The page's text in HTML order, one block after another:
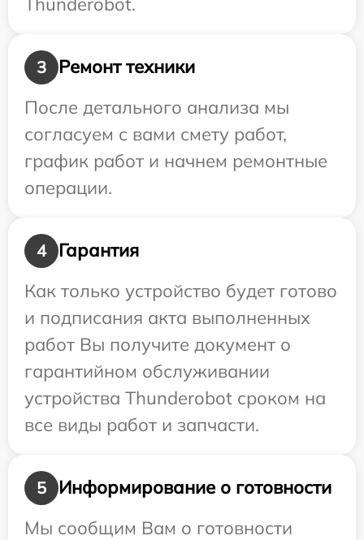
3
Ремонт техники
После детального анализа мы
согласуем с вами смету работ,
график работ и начнем ремонтные
операции.
4
Гарантия
Как только устройство будет готово
и подписания акта выполненных
работ Вы получите документ о
гарантийном обслуживании
устройства Thunderobot сроком на
все виды работ и запчасти.
5
Информирование о готовности
Мы сообщим Вам о готовности